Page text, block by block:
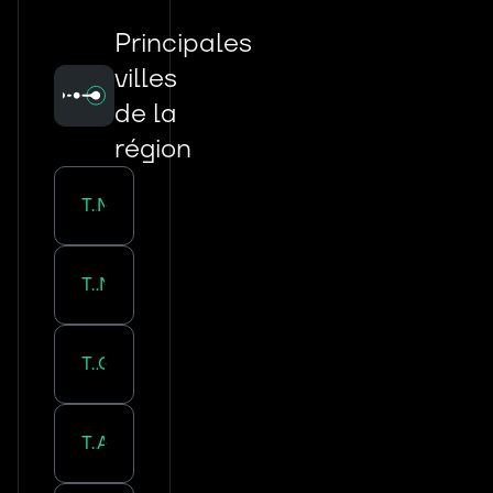
Principales
villes
de la
région
Transport routier :
Transport routier :
Transport routier :
Transport routier :